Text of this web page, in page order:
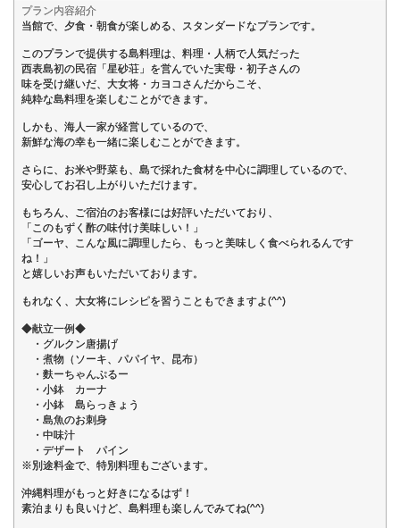
プラン内容紹介
当館で、夕食・朝食が楽しめる、スタンダードなプランです。
このプランで提供する島料理は、料理・人柄で人気だった
西表島初の民宿「星砂荘」を営んでいた実母・初子さんの
味を受け継いだ、大女将・カヨコさんだからこそ、
純粋な島料理を楽しむことができます。
しかも、海人一家が経営しているので、
新鮮な海の幸も一緒に楽しむことができます。
さらに、お米や野菜も、島で採れた食材を中心に調理しているので、
安心してお召し上がりいただけます。
もちろん、ご宿泊のお客様には好評いただいており、
「このもずく酢の味付け美味しい！」
「ゴーヤ、こんな風に調理したら、もっと美味しく食べられるんです
ね！」
と嬉しいお声もいただいております。
もれなく、大女将にレシピを習うこともできますよ(^^)
◆献立一例◆
・グルクン唐揚げ
・煮物（ソーキ、パパイヤ、昆布）
・麩ーちゃんぷるー
・小鉢 カーナ
・小鉢 島らっきょう
・島魚のお刺身
・中味汁
・デザート パイン
※別途料金で、特別料理もございます。
沖縄料理がもっと好きになるはず！
素泊まりも良いけど、島料理も楽しんでみてね(^^)